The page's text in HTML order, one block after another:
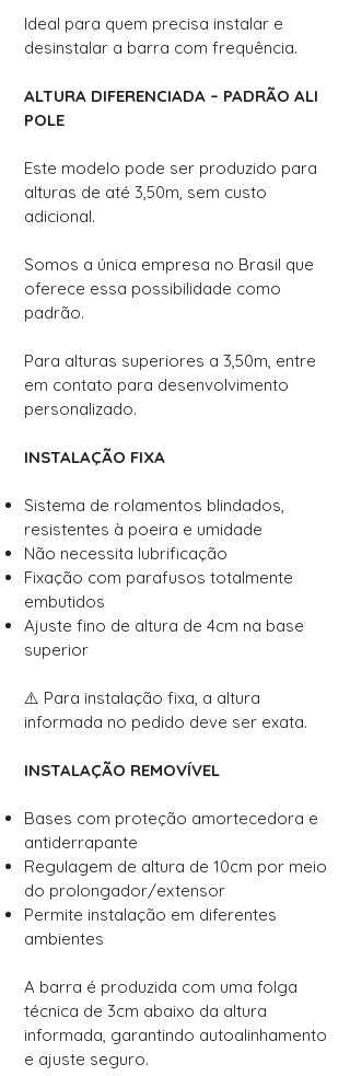
Ideal para quem precisa instalar e
desinstalar a barra com frequência.
ALTURA DIFERENCIADA – PADRÃO ALI
POLE
Este modelo pode ser produzido para
alturas de até 3,50m, sem custo
adicional.
Somos a única empresa no Brasil que
oferece essa possibilidade como
padrão.
Para alturas superiores a 3,50m, entre
em contato para desenvolvimento
personalizado.
INSTALAÇÃO FIXA
Sistema de rolamentos blindados,
resistentes à poeira e umidade
Não necessita lubrificação
Fixação com parafusos totalmente
embutidos
Ajuste fino de altura de 4cm na base
superior
⚠️ Para instalação fixa, a altura
informada no pedido deve ser exata.
INSTALAÇÃO REMOVÍVEL
Bases com proteção amortecedora e
antiderrapante
Regulagem de altura de 10cm por meio
do prolongador/extensor
Permite instalação em diferentes
ambientes
A barra é produzida com uma folga
técnica de 3cm abaixo da altura
informada, garantindo autoalinhamento
e ajuste seguro.